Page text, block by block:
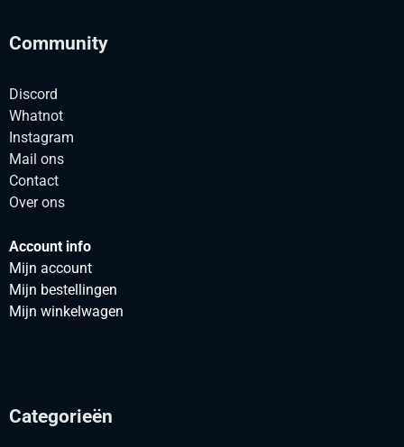
Community
Discord
Whatnot
Instagram
Mail ons
Contact
Over ons
Account info
Mijn account
Mijn bestellingen
Mijn winkelwagen
Categorieën